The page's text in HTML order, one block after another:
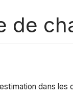
de
dans les